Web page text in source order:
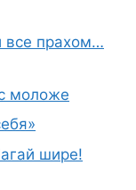
все прахом…
моложе
шире!